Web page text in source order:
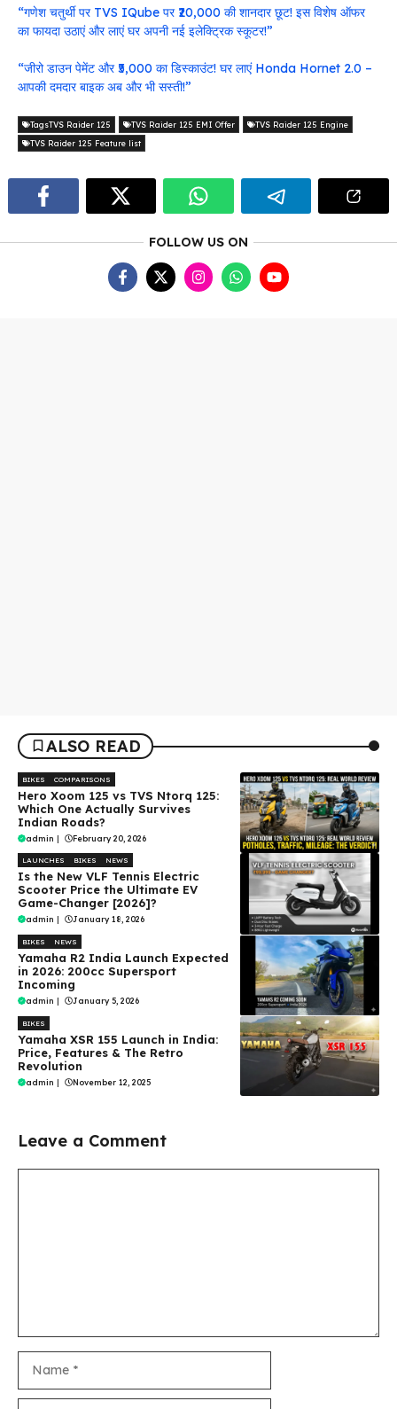
“गणेश चतुर्थी पर TVS IQube पर ₹20,000 की शानदार छूट! इस विशेष ऑफर
का फायदा उठाएं और लाएं घर अपनी नई इलेक्ट्रिक स्कूटर!”
“जीरो डाउन पेमेंट और ₹5,000 का डिस्काउंट! घर लाएं Honda Hornet 2.0 –
आपकी दमदार बाइक अब और भी सस्ती!”
TagsTVS Raider 125 TVS Raider 125 EMI Offer
TVS Raider 125 Engine
TVS Raider 125 Feature list
FOLLOW US ON
ALSO READ
BIKES COMPARISONS
Hero Xoom 125 vs TVS Ntorq 125:
Which One Actually Survives
Indian Roads?
admin | February 20, 2026
LAUNCHES BIKES NEWS
Is the New VLF Tennis Electric
Scooter Price the Ultimate EV
Game-Changer [2026]?
admin January 18, 2026
BIKES NEWS
Yamaha R2 India Launch Expected
in 2026: 200cc Supersport
Incoming
admin | January 5, 2026
BIKES
Yamaha XSR 155 Launch in India:
Price, Features & The Retro
Revolution
admin | November 12, 2025
Leave a Comment